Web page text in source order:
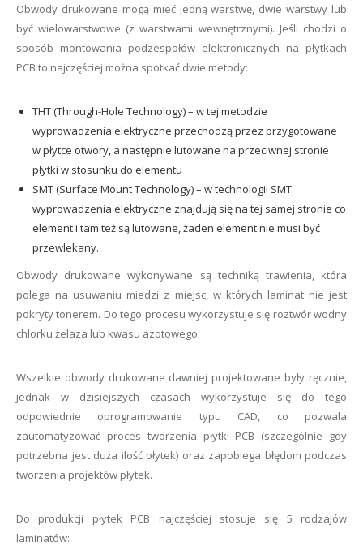
Obwody drukowane mogą mieć jedną warstwę, dwie warstwy lub
być wielowarstwowe (z warstwami wewnętrznymi). Jeśli chodzi o
sposób montowania podzespołów elektronicznych na płytkach
PCB to najczęściej można spotkać dwie metody:
THT (Through-Hole Technology) – w tej metodzie
wyprowadzenia elektryczne przechodzą przez przygotowane
w płytce otwory, a następnie lutowane na przeciwnej stronie
płytki w stosunku do elementu
SMT (Surface Mount Technology) – w technologii SMT
wyprowadzenia elektryczne znajdują się na tej samej stronie co
element i tam też są lutowane, żaden element nie musi być
przewlekany.
Obwody drukowane wykonywane są techniką trawienia, która
polega na usuwaniu miedzi z miejsc, w których laminat nie jest
pokryty tonerem. Do tego procesu wykorzystuje się roztwór wodny
chlorku żelaza lub kwasu azotowego.
Wszelkie obwody drukowane dawniej projektowane były ręcznie,
jednak w dzisiejszych czasach wykorzystuje się do tego
odpowiednie oprogramowanie typu CAD, co pozwala
zautomatyzować proces tworzenia płytki PCB (szczególnie gdy
potrzebna jest duża ilość płytek) oraz zapobiega błędom podczas
tworzenia projektów płytek.
Do produkcji płytek PCB najczęściej stosuje się 5 rodzajów
laminatów: